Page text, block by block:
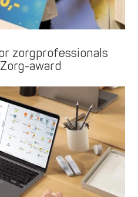
zorgprofessionals
award